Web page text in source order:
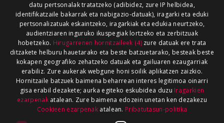
datu pertsonalak tratatzeko (adibidez, zure IP helbidea,
identifikatzaile bakarrak eta nabigazio-datuak), iragarki eta eduki
pertsonalizatuak eskaintzeko, iragarkiak eta edukia neurtzeko,
audientziaren inguruko ikuspegiak lortzeko eta zerbitzuak
hobetzeko. Hirugarrenen hornitzaileek (4)zure datuak ere trata
ditzakete helburu hauetarako eta beste batzuetarako, besteak beste
kokapen geografiko zehatzeko datuak eta gailuaren ezaugarriak
erabiliz. Zure aukerak webgune honi soilik aplikatzen zaizkio.
Hornitzaile batzuek baimena beharrean interes legitimoa oinarri
gisa erabil dezakete; aurka egiteko eskubidea duzu Iragarkien
ezarpenakatalean. Zure baimena edozein unetan ken dezakezu
Cookieen ezarpenak atalean. Pribatutasun-politika